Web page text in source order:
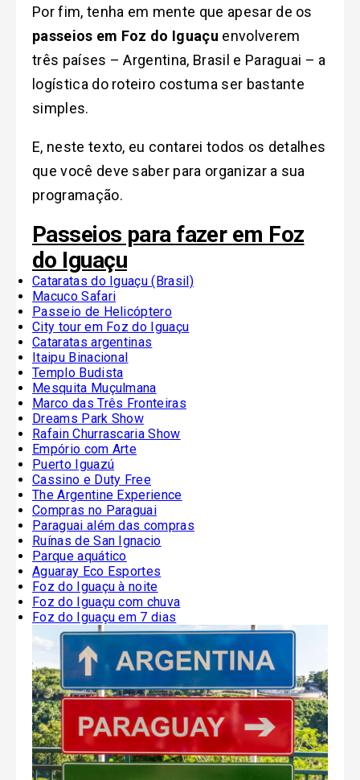
Por fim, tenha em mente que apesar de os
passeios em Foz do Iguaçu envolverem
três países – Argentina, Brasil e Paraguai – a
logística do roteiro costuma ser bastante
simples.
E, neste texto, eu contarei todos os detalhes
que você deve saber para organizar a sua
programação.
Passeios para fazer em Foz
do Iguaçu
Cataratas do Iguaçu (Brasil)
Macuco Safari
Passeio de Helicóptero
City tour em Foz do Iguaçu
Cataratas argentinas
Itaipu Binacional
Templo Budista
Mesquita Muçulmana
Marco das Três Fronteiras
Dreams Park Show
Rafain Churrascaria Show
Empório com Arte
Puerto Iguazú
Cassino e Duty Free
The Argentine Experience
Compras no Paraguai
Paraguai além das compras
Ruínas de San Ignacio
Parque aquático
Aguaray Eco Esportes
Foz do Iguaçu à noite
Foz do Iguaçu com chuva
Foz do Iguaçu em 7 dias